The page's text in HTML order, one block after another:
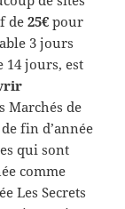
de25€ pour
3 jours
14 jours, est
Marchés de
fin d’année
qui sont
comme
Les Secrets